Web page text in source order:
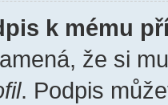
k mému
že si
. Podpis